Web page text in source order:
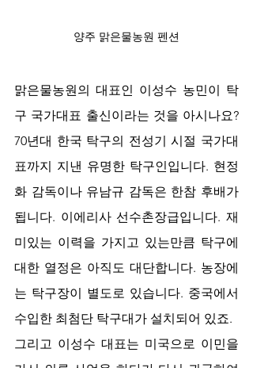
양주 맑은물농원 펜션
맑은물농원의 대표인 이성수 농민이 탁
구 국가대표 출신이라는 것을 아시나요?
70년대 한국 탁구의 전성기 시절 국가대
표까지 지낸 유명한 탁구인입니다. 현정
화 감독이나 유남규 감독은 한참 후배가
됩니다. 이에리사 선수촌장급입니다. 재
미있는 이력을 가지고 있는만큼 탁구에
대한 열정은 아직도 대단합니다. 농장에
는 탁구장이 별도로 있습니다. 중국에서
수입한 최첨단 탁구대가 설치되어 있죠.
그리고 이성수 대표는 미국으로 이민을